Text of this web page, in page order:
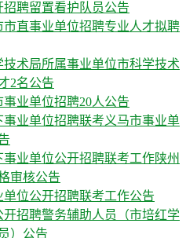
聘留置看护队员公告
市直事业单位招聘专业人才拟聘
技术局所属事业单位市科学技术
2名公告
业单位招聘20人公告
事业单位招聘联考义马市事业单
业单位公开招聘联考工作陕州
审核公告
单位公开招聘联考工作公告
开招聘警务辅助人员（市培红学
）公告